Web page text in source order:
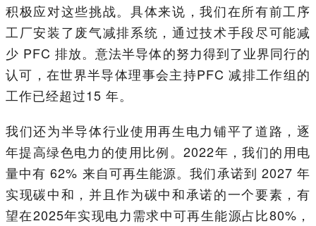
积极应对这些挑战。具体来说，我们在所有前工序
工厂安装了废气减排系统，通过技术手段尽可能减
少 PFC 排放。意法半导体的努力得到了业界同行的
认可，在世界半导体理事会主持PFC 减排工作组的
工作已经超过15 年。
我们还为半导体行业使用再生电力铺平了道路，逐
年提高绿色电力的使用比例。2022年，我们的用电
量中有 62% 来自可再生能源。我们承诺到 2027 年
实现碳中和，并且作为碳中和承诺的一个要素，有
望在2025年实现电力需求中可再生能源占比80%，